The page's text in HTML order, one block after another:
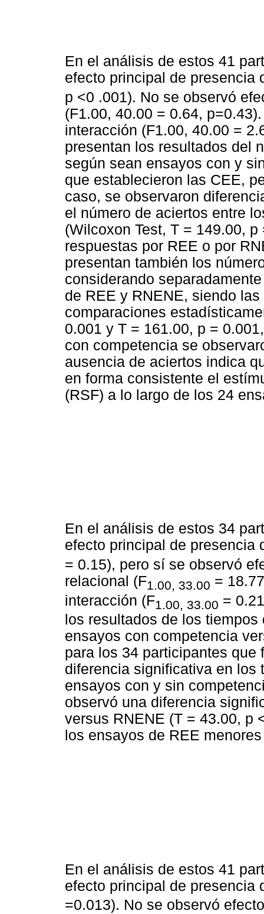
En el análisis de estos 41
efecto principal de presencia
p <0 .001). No se observó
(F1.00, 40.00 = 0.64,
interacción (F1.00, 40.00 =
presentan los resultados del
según sean ensayos con y
que establecieron las CEE,
caso, se observaron
el número de aciertos entre
(Wilcoxon Test, T = 149.00,
respuestas por REE o por
presentan también los
considerando
de REE y RNENE, siendo
comparaciones
0.001 y T = 161.00, p =
con competencia se
ausencia de aciertos indica
en forma consistente el
(RSF) a lo largo de los 24
En el análisis de estos 34
efecto principal de presencia
= 0.15), pero sí se observó
relacional (F1.00, 33.00 =
interacción (F1.00, 33.00 =
los resultados de los
ensayos con competencia
para los 34 participantes que
diferencia significativa en los
ensayos con y sin
observó una diferencia
versus RNENE (T = 43.00, p
los ensayos de REE
En el análisis de estos 41
efecto principal de presencia
=0.013). No se observó